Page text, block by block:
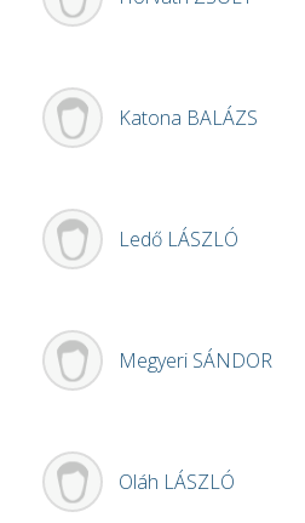
Katona BALÁZS
Ledő LÁSZLÓ
Megyeri SÁNDOR
Oláh LÁSZLÓ